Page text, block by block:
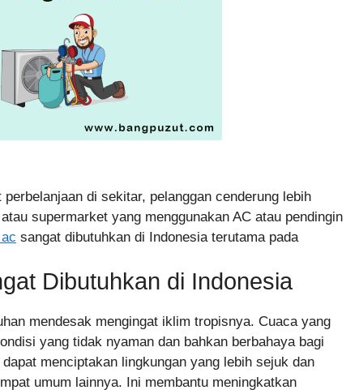
di sekitar, pelanggan cenderung lebih
supermarket yang menggunakan AC atau pendingin
sangat dibutuhkan di Indonesia terutama pada
Dibutuhkan di Indonesia
mendesak mengingat iklim tropisnya. Cuaca yang
yang tidak nyaman dan bahkan berbahaya bagi
menciptakan lingkungan yang lebih sejuk dan
umum lainnya. Ini membantu meningkatkan